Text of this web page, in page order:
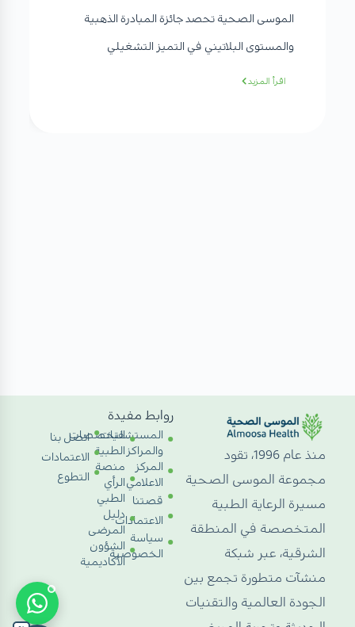
الموسى الصحية تحصد جائزة المبادرة الذهبية
والمستوى البلاتيني في التميز التشغيلي
اقرأ المزيد
منذ عام 1996، تقود
مجموعة الموسى الصحية
مسيرة الرعاية الطبية
المتخصصة في المنطقة
الشرقية، عبر شبكة
منشآت متطورة تجمع بين
الجودة العالمية والتقنيات
روابط مفيدة
المستشفيات
والمراكز
المركز
الاعلامي
قصتنا
الاعتمادات
سياسة
الخصوصية
التخصصات
الطبية
منصة
الرأي
الطبي
دليل
المرضى
الشؤون
الأكاديمية
اتصل بنا
الاعتمادات
التطوع